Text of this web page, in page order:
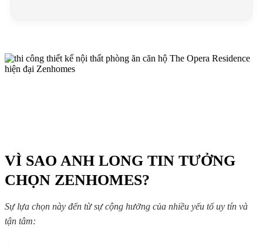
VÌ SAO ANH LONG TIN TƯỞNG
CHỌN ZENHOMES?
Sự lựa chọn này đến từ sự cộng hưởng của nhiều yếu tố uy tín và
tận tâm: